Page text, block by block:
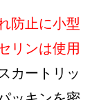
防止に小型
リンは使用
カートリッ